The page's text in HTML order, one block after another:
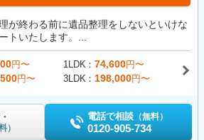
が終わる前に遺品整理をしないといけな
トいたします。...
円〜 1LDK 74,600円〜
円〜 3LDK 198,000円〜
）
電話で相談 （無料）
0120-905-734